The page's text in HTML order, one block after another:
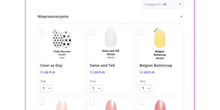
naszym Kreatorze Formularzy zajmie Ci tylko kilka
minut. Nie musisz pisać kodu - przeciągnij i upuść
logo, by stworzyć idealny formularz. Skorzystaj z
naszych aplikacji i integracji, by automatycznie
przesyłać odpowiedzi na inne konta, takie jak Dysk
Google, Dropbox, Mailchimp i inne. Chroń klientów i
pracowników sprawdzając odwiedzających przy
pomocy formularza zgody na świadczenie usług od
Jotform.